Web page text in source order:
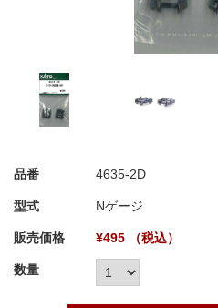
品番 4635-2D
型式 Nゲージ
販売価格 ¥495 （税込）
数量